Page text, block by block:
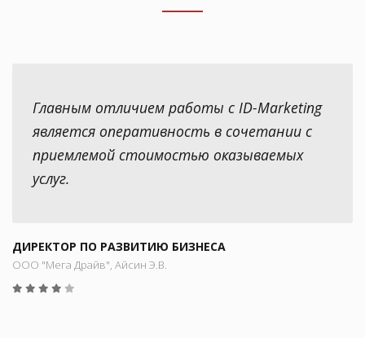
Главным отличием работы с ID-Marketing
является оперативность в сочетании с
приемлемой стоимостью оказываемых
услуг.
ДИРЕКТОР ПО РАЗВИТИЮ БИЗНЕСА
ООО "Мега Драйв", Айсин Э.В.